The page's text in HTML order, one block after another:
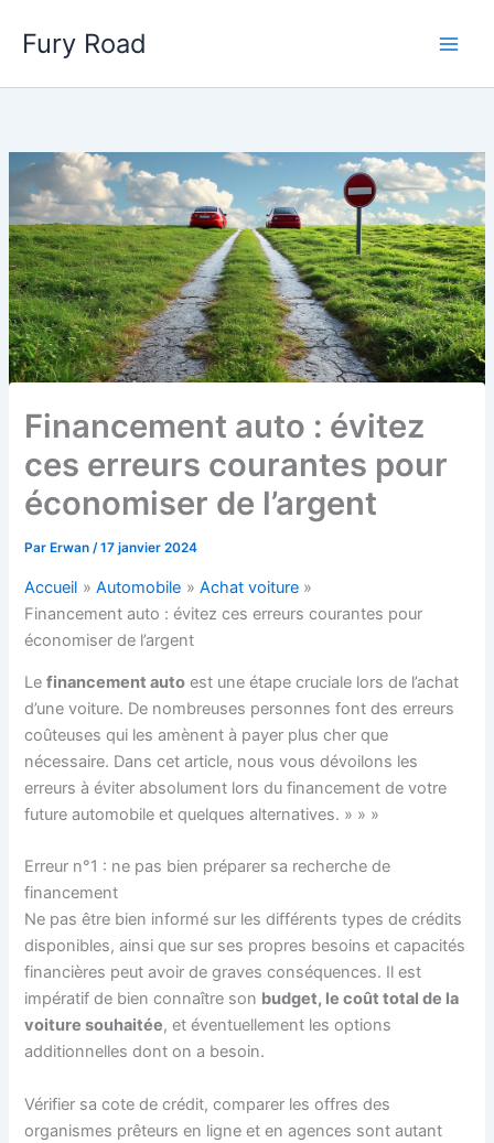
Fury Road
Financement auto : évitez
ces erreurs courantes pour
économiser de l’argent
ParErwan /17 janvier 2024
Accueil Automobile
Achat voiture
Financement auto : évitez ces erreurs courantes pour
économiser de l’argent
Lefinancement auto est une étape cruciale lors de l’achat
d’une voiture. De nombreuses personnes font des erreurs
coûteuses qui les amènent à payer plus cher que
nécessaire. Dans cet article, nous vous dévoilons les
erreurs à éviter absolument lors du financement de votre
future automobile et quelques alternatives. » » »
Erreur n°1 : ne pas bien préparer sa recherche de
financement
Ne pas être bien informé sur les différents types de crédits
disponibles, ainsi que sur ses propres besoins et capacités
financières peut avoir de graves conséquences. Il est
impératif de bien connaître son budget, le coût total de la
voiture souhaitée, et éventuellement les options
additionnelles dont on a besoin.
Vérifier sa cote de crédit, comparer les offres des
organismes prêteurs en ligne et en agences sont autant